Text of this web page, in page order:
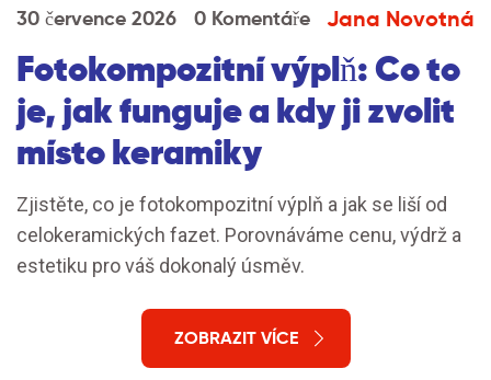
30 července 2026 0 Komentáře Jana Novotná
Fotokompozitní výplň: Co to
je, jak funguje a kdy ji zvolit
místo keramiky
Zjistěte, co je fotokompozitní výplň a jak se liší od
celokeramických fazet. Porovnáváme cenu, výdrž a
estetiku pro váš dokonalý úsměv.
ZOBRAZIT VÍCE